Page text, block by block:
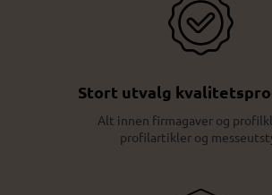
Stort utvalg
Alt innen firmagaver og
profilartikler og